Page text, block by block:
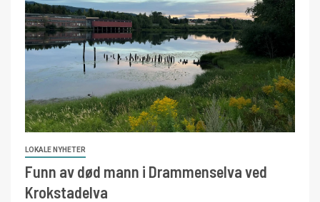
LOKALE NYHETER
Funn av død mann i Drammenselva ved
Krokstadelva